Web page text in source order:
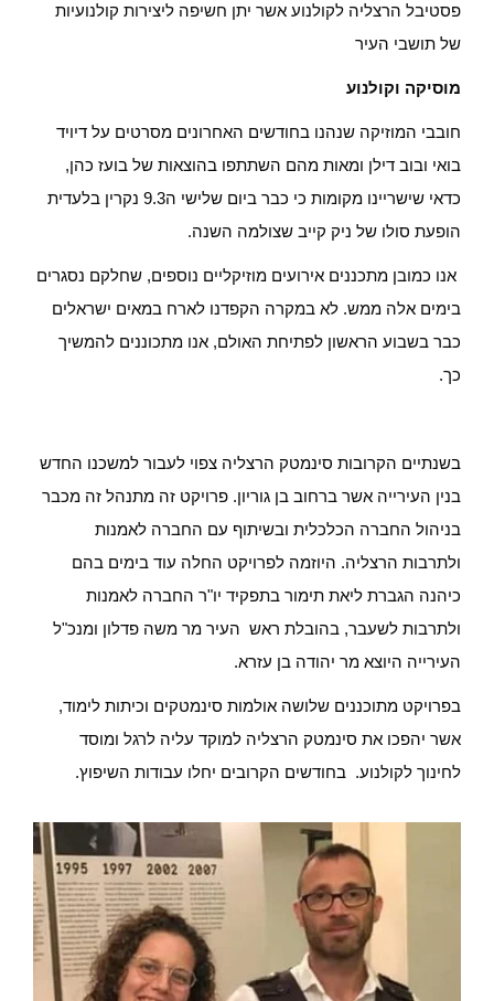
פסטיבל הרצליה לקולנוע אשר יתן חשיפה ליצירות קולנועיות
של תושבי העיר
מוסיקה וקולנוע
חובבי המוזיקה שנהנו בחודשים האחרונים מסרטים על דיויד
בואי ובוב דילן ומאות מהם השתתפו בהוצאות של בועז כהן,
כדאי שישריינו מקומות כי כבר ביום שלישי ה9.3 נקרין בלעדית
הופעת סולו של ניק קייב שצולמה השנה.
אנו כמובן מתכננים אירועים מוזיקליים נוספים, שחלקם נסגרים
בימים אלה ממש. לא במקרה הקפדנו לארח במאים ישראלים
כבר בשבוע הראשון לפתיחת האולם, אנו מתכוננים להמשיך
כך.
בשנתיים הקרובות סינמטק הרצליה צפוי לעבור למשכנו החדש
בנין העירייה אשר ברחוב בן גוריון. פרויקט זה מתנהל זה מכבר
בניהול החברה הכלכלית ובשיתוף עם החברה לאמנות
ולתרבות הרצליה. היוזמה לפרויקט החלה עוד בימים בהם
כיהנה הגברת ליאת תימור בתפקיד יו"ר החברה לאמנות
ולתרבות לשעבר, בהובלת ראש העיר מר משה פדלון ומנכ"ל
העירייה היוצא מר יהודה בן עזרא.
בפרויקט מתוכננים שלושה אולמות סינמטקים וכיתות לימוד,
אשר יהפכו את סינמטק הרצליה למוקד עליה לרגל ומוסד
לחינוך לקולנוע. בחודשים הקרובים יחלו עבודות השיפוץ.